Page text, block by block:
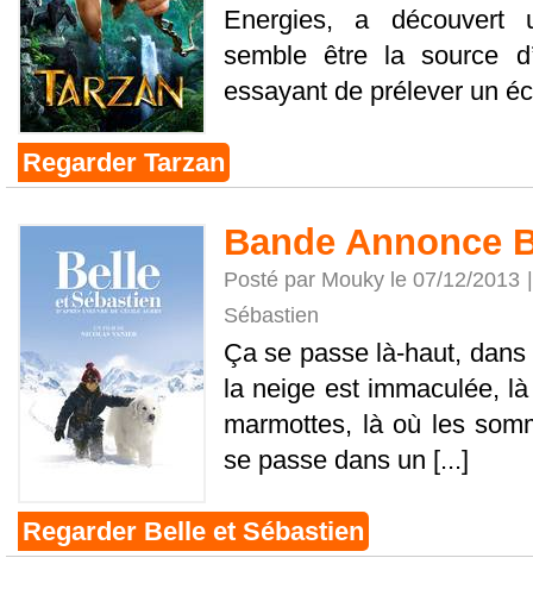
Energies, a découvert
semble être la source
essayant de prélever un
Regarder Tarzan
Bande Annonce
Posté par Mouky le 07/12/2013
Sébastien
Ça se passe là-haut,
la neige est immaculée,
marmottes, là où les
se passe dans un [...]
Regarder Belle et Sébastien